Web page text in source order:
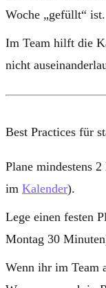
Woche „gefüllt“ ist.
Im Team hilft die
nicht
Best Practices für
Plane mindestens 2
im Kalender).
Lege einen festen
Montag 30
Wenn ihr im Team